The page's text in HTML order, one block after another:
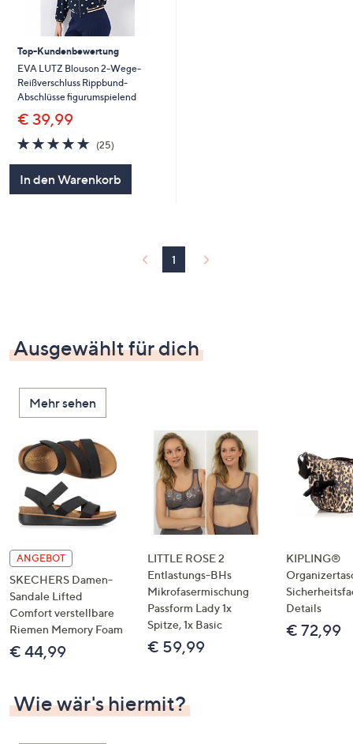
diese
anzuzeigen.
Top-Kundenbewertung
EVA LUTZ Blouson 2-Wege-
Reißverschluss Rippbund-
Abschlüsse figurumspielend
€ 39,99
4.7
von
(25)25
In den Warenkorb
1
Ausgewählt für dich
Mehr sehen
ANGEBOT
SKECHERS Damen-
Sandale Lifted
Comfort verstellbare
Riemen Memory Foam
€ 44,99
LITTLE ROSE 2
Entlastungs-BHs
Mikrofasermischung
Passform Lady 1x
Spitze, 1x Basic
€ 59,99
KIPLING®
Details
€ 72,99
Wie wär's hiermit?